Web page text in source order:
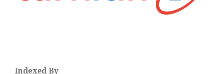
Indexed By